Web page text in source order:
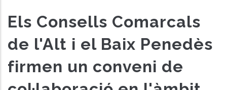
Els Consells Comarcals
de l'Alt i el Baix Penedès
firmen un conveni de